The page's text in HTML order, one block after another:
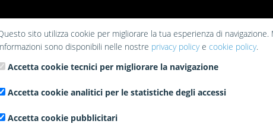
sito utilizza cookie per migliorare la tua esperienza di navigazione.
sono disponibili nelle nostre privacy policye cookie policy.
Accetta cookie tecnici per migliorare la navigazione
Accetta cookie analitici per le statistiche degli accessi
Accetta cookie pubblicitari